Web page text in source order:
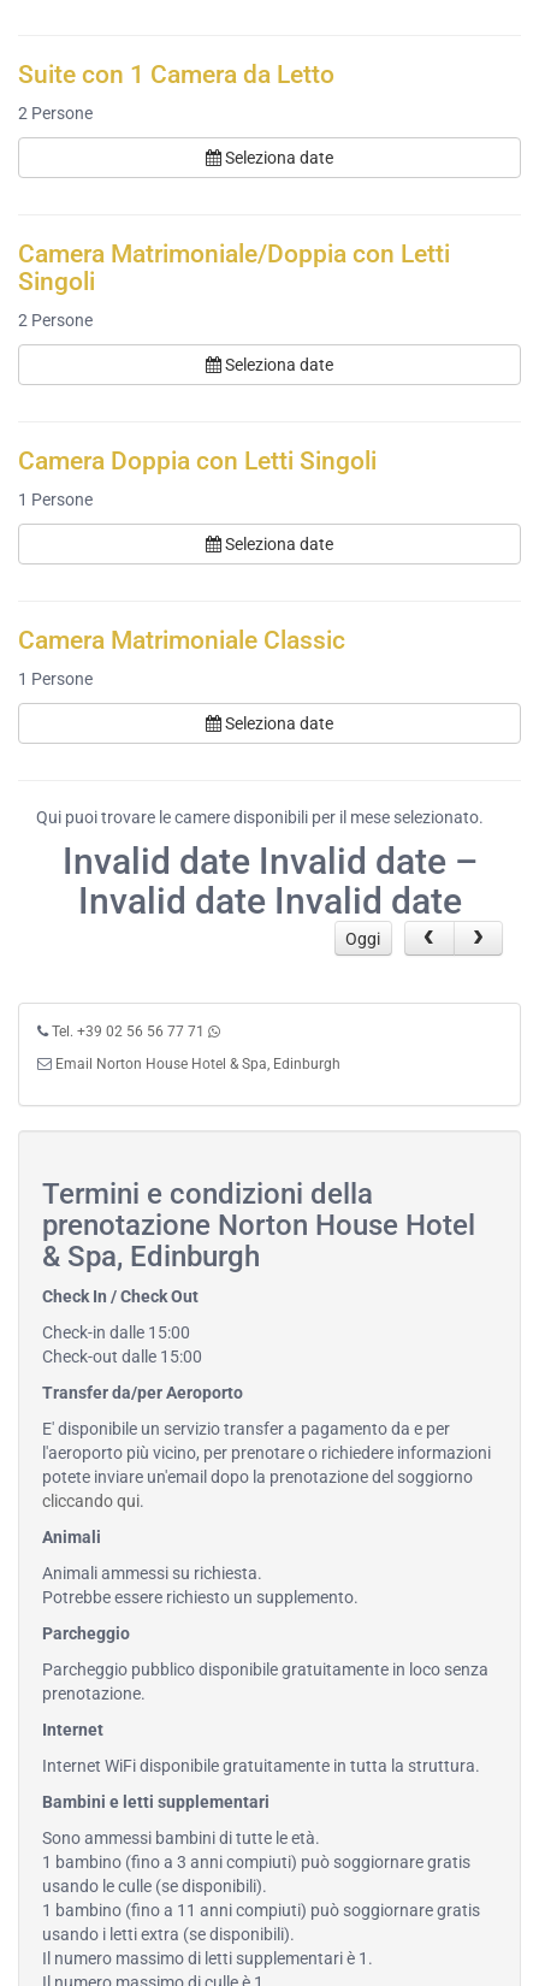
Suite con 1 Camera da Letto
2 Persone
Seleziona date
Camera Matrimoniale/Doppia con Letti
Singoli
2 Persone
Seleziona date
Camera Doppia con Letti Singoli
1 Persone
Seleziona date
Camera Matrimoniale Classic
1 Persone
Seleziona date
Qui puoi trovare le camere disponibili per il mese selezionato.
Invalid date Invalid date –
Invalid date Invalid date
Oggi
Tel. +39 02 56 56 77 71
Email Norton House Hotel & Spa, Edinburgh
Termini e condizioni della
prenotazione Norton House Hotel
& Spa, Edinburgh
Check In / Check Out
Check-in dalle 15:00
Check-out dalle 15:00
Transfer da/per Aeroporto
E' disponibile un servizio transfer a pagamento da e per
l'aeroporto più vicino, per prenotare o richiedere informazioni
potete inviare un'email dopo la prenotazione del soggiorno
cliccando qui.
Animali
Animali ammessi su richiesta.
Potrebbe essere richiesto un supplemento.
Parcheggio
Parcheggio pubblico disponibile gratuitamente in loco senza
prenotazione.
Internet
Internet WiFi disponibile gratuitamente in tutta la struttura.
Bambini e letti supplementari
Sono ammessi bambini di tutte le età.
1 bambino (fino a 3 anni compiuti) può soggiornare gratis
usando le culle (se disponibili).
1 bambino (fino a 11 anni compiuti) può soggiornare gratis
usando i letti extra (se disponibili).
Il numero massimo di letti supplementari è 1.